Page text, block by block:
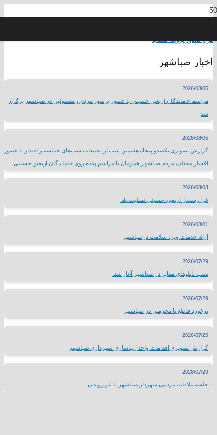
فرم صدور پروانه کسب
اخبار صباشهر
2026/08/05
مراسم جاماندگان اربعین حسینی با حضور پرشور مردم و مسئولین در صباشهر برگزار
شد
2026/08/05
گزارش تصویری یکصدو پنجاه هفتمین شب از تجمعات شب‌های حماسه و اقتدار با حضور
اقشار مختلف مردم صباشهر همزمان با مراسم پیاده روی جاماندگان اربعین حسینی
2026/08/03
فرا رسیدن اربعین حسینی تسلیت باد.
2026/08/01
ارائه خدمات ویژه سلامت درصباشهر
2026/07/29
نصب تابلوهای معابر در صباشهر آغاز شد.
2026/07/29
برخورد قاطع با مجرمین در صباشهر
2026/07/29
گزارش تصویری اقدامات واحد زیباسازی شهرداری صباشهر
2026/07/29
جلسه ملاقات مردمی شهردار صباشهر با شهروندان